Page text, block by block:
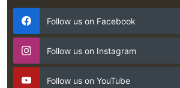
Follow us on Facebook
Follow us on Instagram
Follow us on YouTube